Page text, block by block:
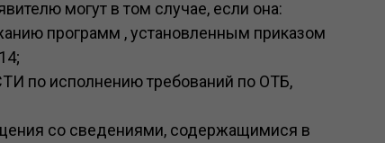
могут в том случае, если она:
программ , установленным приказом
по исполнению требований по ОТБ,
со сведениями, содержащимися в